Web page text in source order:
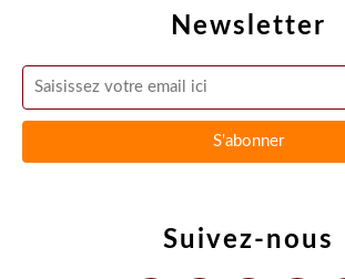
Newsletter
Suivez-nous